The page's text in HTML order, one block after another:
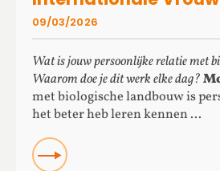
Wat is jouw persoonlijke relatie met
Waarom doe je dit werk elke dag?
met biologische landbouw is
het beter heb leren kennen ...
READ
09/03/2026